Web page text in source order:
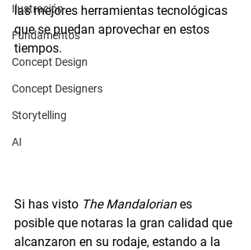
Ilustración
Fundamentos
Concept Design
Concept Designers
Storytelling
AI
las mejores herramientas tecnológicas
que se puedan aprovechar en estos
tiempos.
Si has visto The Mandalorian es
posible que notaras la gran calidad que
alcanzaron en su rodaje, estando a la